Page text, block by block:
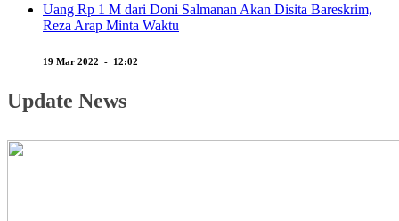
Uang Rp 1 M dari Doni Salmanan Akan Disita Bareskrim,
Reza Arap Minta Waktu
19 Mar 2022 - 12:02
Update News